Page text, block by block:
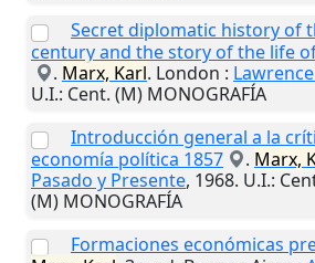
Secret diplomatic history of
century and the story of the life
. Marx, Karl. London :
U.I.: Cent. (M) MONOGRAFÍA
Introducción general a la
economía política 1857
. Marx,
Pasado y Presente, 1968. U.I.:
(M) MONOGRAFÍA
Formaciones económicas